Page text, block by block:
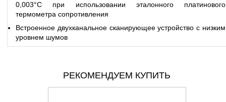
0,003°С при использовании эталонного платинового
термометра сопротивления
Встроенное двухканальное сканирующее устройство с низким
уровнем шумов
РЕКОМЕНДУЕМ КУПИТЬ